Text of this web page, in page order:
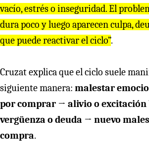
vacío, estrés o inseguridad. El
dura poco y luego aparecen culpa,
que puede reactivar el ciclo”.
Cruzat explica que el ciclo suele
siguiente manera: malestar
por comprar → alivio o excitación
vergüenza o deuda → nuevo
compra.